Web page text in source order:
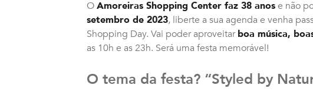
OAmoreiras Shopping Center faz 38 anose não
setembro de 2023, liberte a sua agenda e venha
Shopping Day. Vai poder aproveitarboa música,
as 10h e as 23h. Será uma festa memorável!
O tema da festa? “Styled by